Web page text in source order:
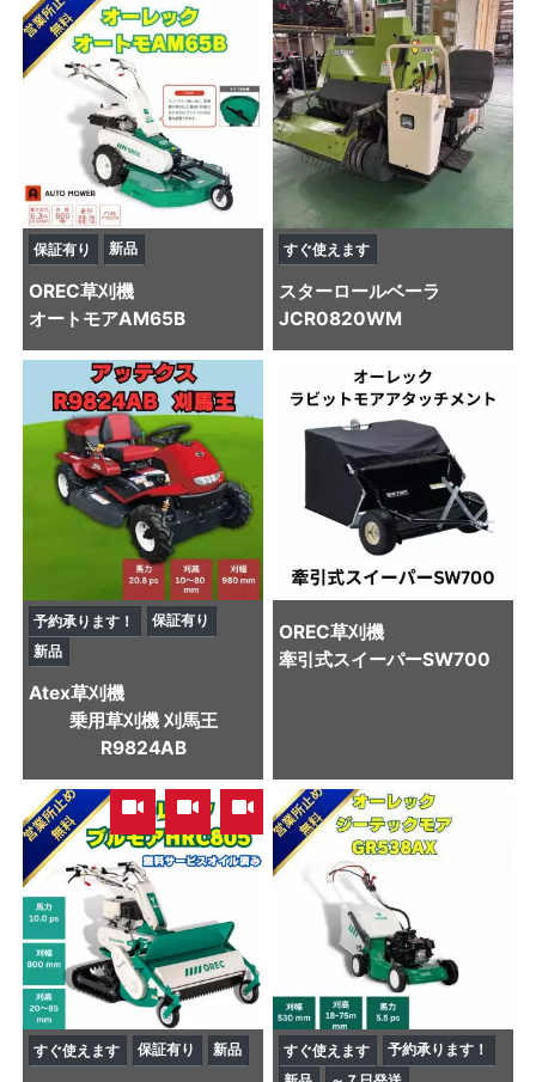
保証有り 新品
OREC草刈機
オートモアAM65B
すぐ使えます
スターロールベーラ
JCR0820WM
予約承ります！
保証有り
新品
Atex草刈機
乗用草刈機 刈馬王
R9824AB
OREC草刈機
牽引式スイーパーSW700
, ,
すぐ使えます 保証有り 新品 すぐ使えます
予約承ります！